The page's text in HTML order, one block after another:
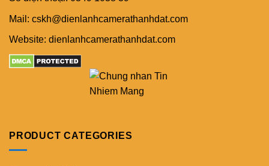
Mail: cskh@dienlanhcamerathanhdat.com
Website: dienlanhcamerathanhdat.com
PRODUCT CATEGORIES